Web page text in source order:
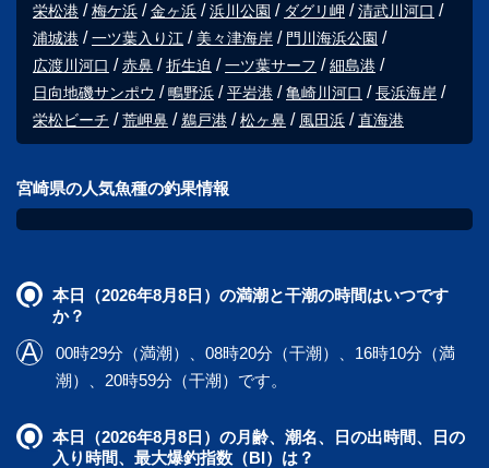
栄松港
梅ケ浜 金ヶ浜 浜川公園 ダグリ岬
清武川河口
浦城港
一ツ葉入り江 美々津海岸
門川海浜公園
広渡川河口
赤鼻 折生迫 一ツ葉サーフ
細島港
日向地磯サンポウ
鴫野浜 平岩港 亀崎川河口
長浜海岸
栄松ビーチ
荒岬鼻 鵜戸港 松ヶ鼻 風田浜 直海港
宮崎県の人気魚種の釣果情報
本日（2026年8月8日）の満潮と干潮の時間はいつです
か？
00時29分（満潮）、08時20分（干潮）、16時10分（満
潮）、20時59分（干潮）です。
本日（2026年8月8日）の月齢、潮名、日の出時間、日の
入り時間、最大爆釣指数（BI）は？